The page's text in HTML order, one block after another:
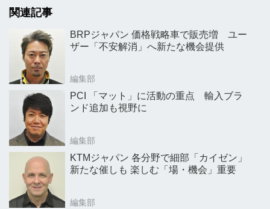
関連記事
BRPジャパン 価格戦略車で販売増 ユー
ザー「不安解消」へ新たな機会提供
編集部
PCI 「マット」に活動の重点 輸入ブラ
ンド追加も視野に
編集部
KTMジャパン 各分野で細部「カイゼン」
新たな催しも 楽しむ「場・機会」重要
編集部